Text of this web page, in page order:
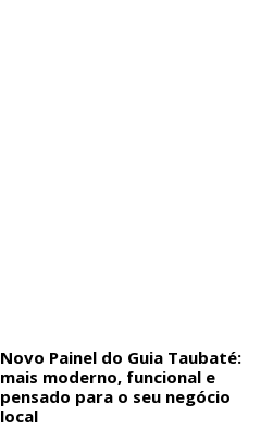
Novo Painel do Guia Taubaté:
mais moderno, funcional e
pensado para o seu negócio
local